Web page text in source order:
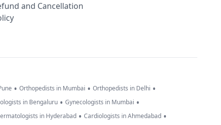
and Cancellation
• Orthopedists in Mumbai • Orthopedists in Delhi •
in Bengaluru • Gynecologists in Mumbai •
in Hyderabad • Cardiologists in Ahmedabad •